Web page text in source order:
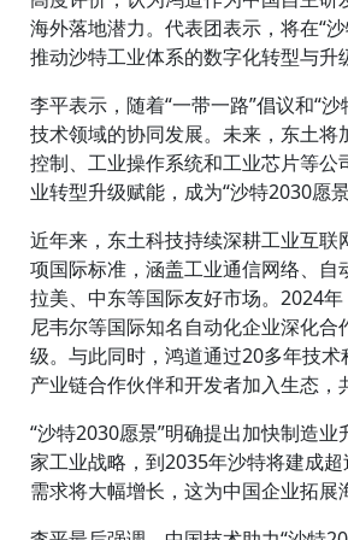
海外落地潜力。代表团表示，将在“
推动沙特工业体系的数字化转型与升
李平表示，随着“一带一路”倡议和“
技术领域的协同发展。未来，东土
控制、工业操作系统和工业芯片等
业转型升级赋能，成为“沙特2030愿
近年来，东土科技持续深耕工业互
项国际标准，涵盖工业通信网络、
拉美、中东等国际友好市场。2024
尼韦尔等国际知名自动化企业深化
级。与此同时，鸿道通过20多年技
产业链合作伙伴和开发者加入生态
“沙特2030愿景”明确提出加快制造
家工业战略，到2035年沙特将建成
需求将大幅增长，这为中国企业拓